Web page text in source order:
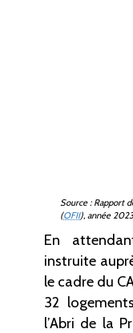
Source : Rapport
(OFII), année
En
instruite
le cadre du
32
l’Abri de la